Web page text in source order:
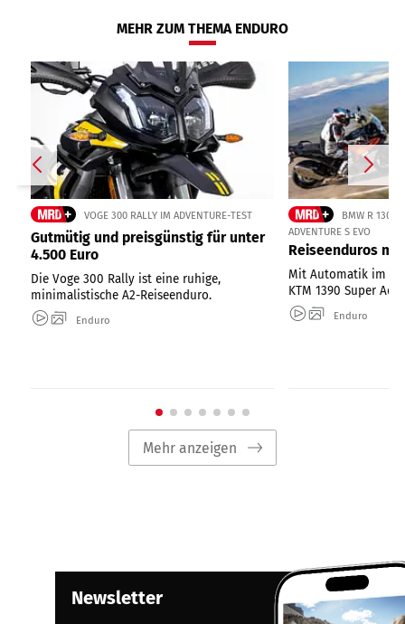
MEHR ZUM THEMA ENDURO
VOGE 300 RALLY IM ADVENTURE-TEST
Gutmütig und preisgünstig für unter
4.500 Euro
Die Voge 300 Rally ist eine ruhige,
minimalistische A2-Reiseenduro.
Enduro
BMW R 1300
ADVENTURE S EVO
Reiseenduros
Mit Automatik im
KTM 1390 Super
Enduro
Mehr anzeigen
Newsletter